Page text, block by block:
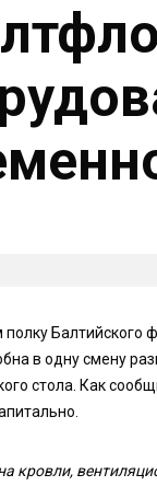
полку
в одну смену
стола. Как
кровли,